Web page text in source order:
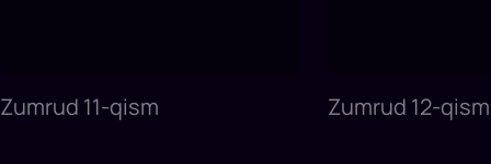
Zumrud 11-qism Zumrud 12-qism